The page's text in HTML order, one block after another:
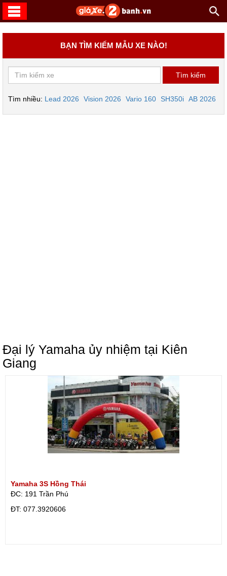
BẠN TÌM KIẾM MẪU XE NÀO!
Tìm nhiều: Lead 2026 Vision 2026 Vario 160 SH350i AB 2026
Đại lý Yamaha ủy nhiệm tại Kiên
Giang
Yamaha 3S Hồng Thái
ĐC: 191 Trần Phú
ÐT: 077.3920606